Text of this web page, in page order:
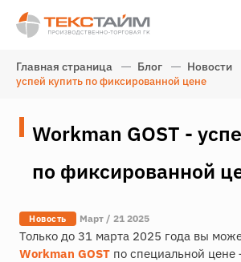
Главная страница Блог Новости
успей купить по фиксированной цене
Workman GOST -
по фиксированной
Новость Март / 21 2025
Только до 31 марта 2025 года вы
Workman GOST по специальной цене